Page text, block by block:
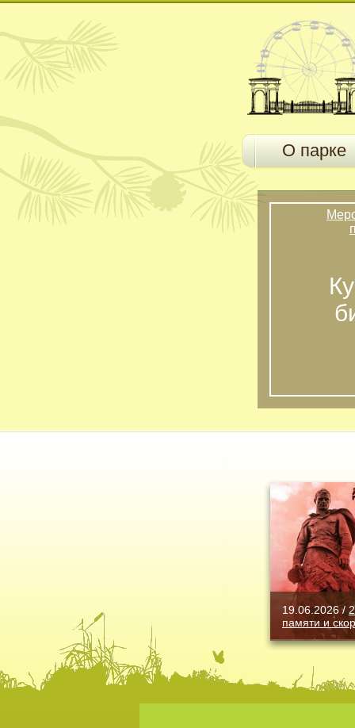
О парке
19.06.2026 /
памяти и